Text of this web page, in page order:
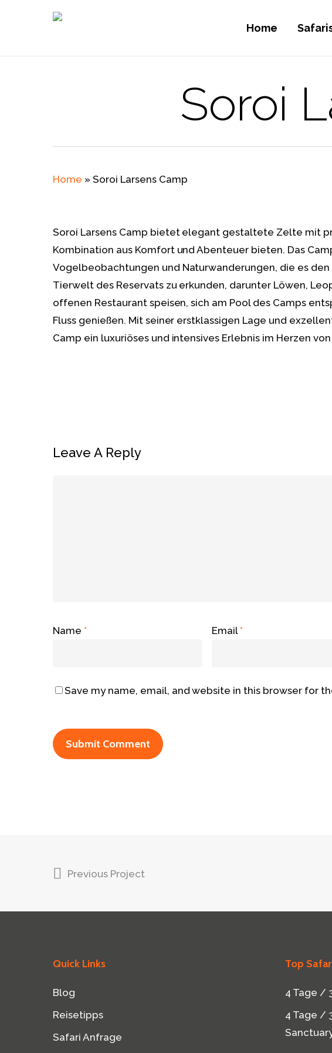
Hit enter to search or ESC to close
Home
Soroi
Home » Soroi Larsens Camp
Soroi Larsens Camp bietet elegant gestaltete Zelte mit
Kombination aus Komfort und Abenteuer bieten. Das
Vogelbeobachtungen und Naturwanderungen, die es
Tierwelt des Reservats zu erkunden, darunter Löwen,
offenen Restaurant speisen, sich am Pool des Camps
Fluss genießen. Mit seiner erstklassigen Lage und
Camp ein luxuriöses und intensives Erlebnis im Herzen
Leave A Reply
Name * Email*
Save my name, email, and website in this browser for
Previous Project
Quick Links
Blog
Reisetipps
Safari Anfrage
Top
4 Tage /
4 Tage /